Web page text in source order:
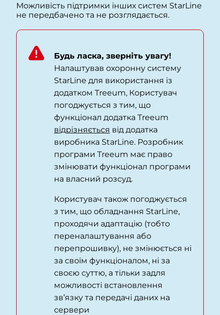
Можливість підтримки інших систем StarLine
не передбачено та не розглядається.
Будь ласка, зверніть увагу!
Налаштував охоронну систему
StarLine для використання із
додатком Treeum, Користувач
погоджується з тим, що
функціонал додатка Treeum
відрізняється від додатка
виробника StarLine. Розробник
програми Treeum має право
змінювати функціонал програми
на власний розсуд.
Користувач також погоджується
з тим, що обладнання StarLine,
проходячи адаптацію (тобто
переналаштування або
перепрошивку), не змінюється ні
за своїм функціоналом, ні за
своєю суттю, а тільки задля
можливості встановлення
зв’язку та передачі даних на
сервери